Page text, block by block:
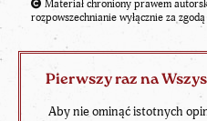
Materiał chroniony prawem
rozpowszechnianie wyłącznie za
Pierwszy raz na
Aby nie ominąć istotnych